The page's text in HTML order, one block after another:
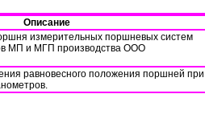
Описание
измерительных поршневых систем
МП и МГП производства ООО
равновесного положения поршней при